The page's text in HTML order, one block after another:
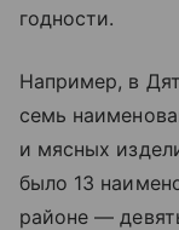
годности.
Например, в
семь
и мясных
было 13
районе —